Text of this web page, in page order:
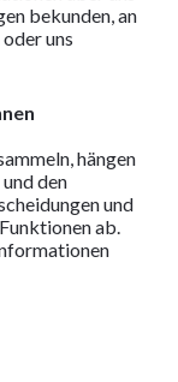
bekunden, an
uns
hängen
den
und
ab.